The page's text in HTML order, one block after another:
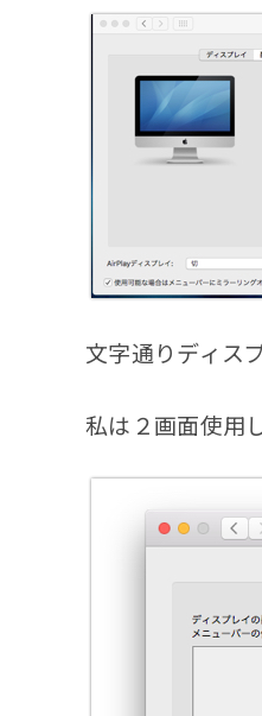
文字通りディス
私は２画面使用